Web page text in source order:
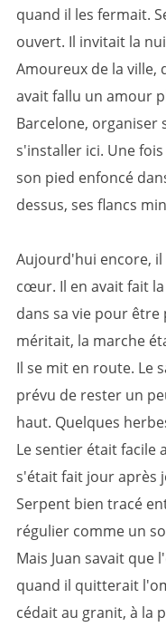
quand il les fermait.
ouvert. Il invitait la
Amoureux de la ville,
avait fallu un amour
Barcelone, organiser
s'installer ici. Une
son pied enfoncé
dessus, ses flancs
Aujourd'hui encore,
cœur. Il en avait fait
dans sa vie pour
méritait, la marche
Il se mit en route. Le
prévu de rester un
haut. Quelques
Le sentier était facile
s'était fait jour après
Serpent bien tracé
régulier comme un
Mais Juan savait que
quand il quitterait
cédait au granit, à la